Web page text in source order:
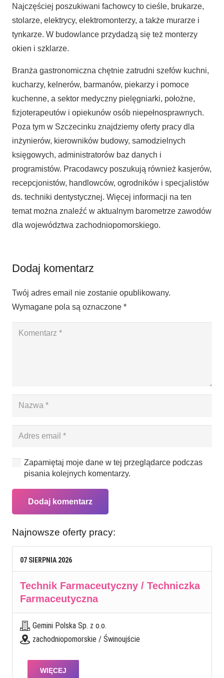
Najczęściej poszukiwani fachowcy to cieśle, brukarze,
stolarze, elektrycy, elektromonterzy, a także murarze i
tynkarze. W budowlance przydadzą się też monterzy
okien i szklarze.
Branża gastronomiczna chętnie zatrudni szefów kuchni,
kucharzy, kelnerów, barmanów, piekarzy i pomoce
kuchenne, a sektor medyczny pielęgniarki, położne,
fizjoterapeutów i opiekunów osób niepełnosprawnych.
Poza tym w Szczecinku znajdziemy oferty pracy dla
inżynierów, kierowników budowy, samodzielnych
księgowych, administratorów baz danych i
programistów. Pracodawcy poszukują również kasjerów,
recepcjonistów, handlowców, ogrodników i specjalistów
ds. techniki dentystycznej. Więcej informacji na ten
temat można znaleźć w aktualnym barometrze zawodów
dla województwa zachodniopomorskiego.
Dodaj komentarz
Twój adres email nie zostanie opublikowany.
Wymagane pola są oznaczone *
Zapamiętaj moje dane w tej przeglądarce podczas
pisania kolejnych komentarzy.
Dodaj komentarz
Najnowsze oferty pracy:
07 SIERPNIA 2026
Technik Farmaceutyczny / Techniczka
Farmaceutyczna
Gemini Polska Sp. z o.o.
zachodniopomorskie / Świnoujście
WIĘCEJ